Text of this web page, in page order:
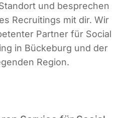
und bespre­chen
Recrui­tin­gs mit dir. Wir
Part­ner für Social
in Bücke­burg und der
Region.